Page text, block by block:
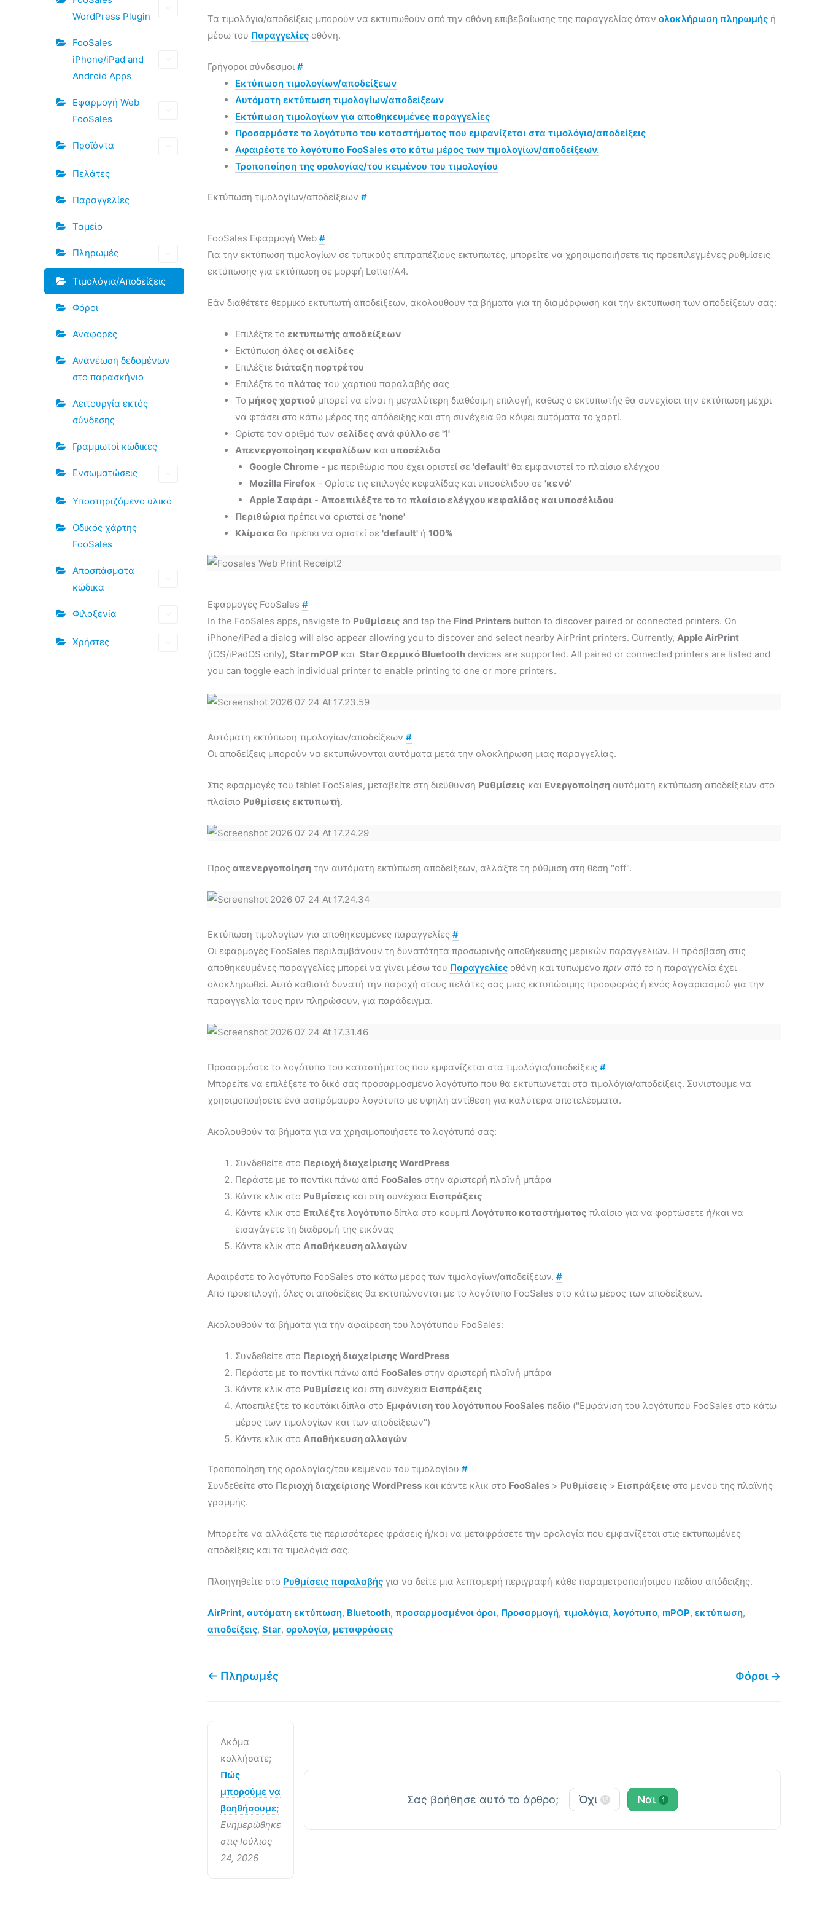
WordPress Plugin
FooSales
iPhone/iPad and
Android Apps
Εφαρμογή Web
FooSales
Προϊόντα
Πελάτες
Παραγγελίες
Ταμείο
Πληρωμές
Τιμολόγια/Αποδείξεις
Φόροι
Αναφορές
Ανανέωση δεδομένων
στο παρασκήνιο
Λειτουργία εκτός
σύνδεσης
Γραμμωτοί κώδικες
Ενσωματώσεις
Υποστηριζόμενο υλικό
Οδικός χάρτης
FooSales
Αποσπάσματα
κώδικα
Φιλοξενία
Χρήστες
Τα τιμολόγια/αποδείξεις μπορούν να εκτυπωθούν από την οθόνη επιβεβαίωσης της παραγγελίας όταν ολοκλήρωση πληρωμής ή
μέσω του Παραγγελίες οθόνη.
Γρήγοροι σύνδεσμοι #
Εκτύπωση τιμολογίων/αποδείξεων
Αυτόματη εκτύπωση τιμολογίων/αποδείξεων
Εκτύπωση τιμολογίων για αποθηκευμένες παραγγελίες
Προσαρμόστε το λογότυπο του καταστήματος που εμφανίζεται στα τιμολόγια/αποδείξεις
Αφαιρέστε το λογότυπο FooSales στο κάτω μέρος των τιμολογίων/αποδείξεων.
Τροποποίηση της ορολογίας/του κειμένου του τιμολογίου
Εκτύπωση τιμολογίων/αποδείξεων #
FooSales Εφαρμογή Web #
Για την εκτύπωση τιμολογίων σε τυπικούς επιτραπέζιους εκτυπωτές, μπορείτε να χρησιμοποιήσετε τις προεπιλεγμένες ρυθμίσεις
εκτύπωσης για εκτύπωση σε μορφή Letter/A4.
Εάν διαθέτετε θερμικό εκτυπωτή αποδείξεων, ακολουθούν τα βήματα για τη διαμόρφωση και την εκτύπωση των αποδείξεών σας:
Επιλέξτε το εκτυπωτής αποδείξεων
Εκτύπωση όλες οι σελίδες
Επιλέξτε διάταξη πορτρέτου
Επιλέξτε το πλάτος του χαρτιού παραλαβής σας
Το μήκος χαρτιού μπορεί να είναι η μεγαλύτερη διαθέσιμη επιλογή, καθώς ο εκτυπωτής θα συνεχίσει την εκτύπωση μέχρι
να φτάσει στο κάτω μέρος της απόδειξης και στη συνέχεια θα κόψει αυτόματα το χαρτί.
Ορίστε τον αριθμό των σελίδες ανά φύλλο σε '1'
Απενεργοποίηση κεφαλίδων και υποσέλιδα
Google Chrome- με περιθώριο που έχει οριστεί σε 'default'θα εμφανιστεί το πλαίσιο ελέγχου
Mozilla Firefox - Ορίστε τις επιλογές κεφαλίδας και υποσέλιδου σε 'κενό'
Apple Σαφάρι- Αποεπιλέξτε τοτο πλαίσιο ελέγχου κεφαλίδας και υποσέλιδου
Περιθώρια πρέπει να οριστεί σε 'none'
Κλίμακα θα πρέπει να οριστεί σε 'default' ή 100%
Εφαρμογές FooSales #
In the FooSales apps, navigate to Ρυθμίσεις and tap the Find Printers button to discover paired or connected printers. On
iPhone/iPad a dialog will also appear allowing you to discover and select nearby AirPrint printers. Currently, Apple AirPrint
(iOS/iPadOS only), Star mPOP και Star Θερμικό Bluetooth devices are supported. All paired or connected printers are listed and
you can toggle each individual printer to enable printing to one or more printers.
Αυτόματη εκτύπωση τιμολογίων/αποδείξεων #
Οι αποδείξεις μπορούν να εκτυπώνονται αυτόματα μετά την ολοκλήρωση μιας παραγγελίας.
Στις εφαρμογές του tablet FooSales, μεταβείτε στη διεύθυνση Ρυθμίσεις και Ενεργοποίηση αυτόματη εκτύπωση αποδείξεων στο
πλαίσιο Ρυθμίσεις εκτυπωτή.
Προς απενεργοποίηση την αυτόματη εκτύπωση αποδείξεων, αλλάξτε τη ρύθμιση στη θέση "off".
Εκτύπωση τιμολογίων για αποθηκευμένες παραγγελίες #
Οι εφαρμογές FooSales περιλαμβάνουν τη δυνατότητα προσωρινής αποθήκευσης μερικών παραγγελιών. Η πρόσβαση στις
αποθηκευμένες παραγγελίες μπορεί να γίνει μέσω του Παραγγελίες οθόνη και τυπωμένο πριν από το η παραγγελία έχει
ολοκληρωθεί. Αυτό καθιστά δυνατή την παροχή στους πελάτες σας μιας εκτυπώσιμης προσφοράς ή ενός λογαριασμού για την
παραγγελία τους πριν πληρώσουν, για παράδειγμα.
Προσαρμόστε το λογότυπο του καταστήματος που εμφανίζεται στα τιμολόγια/αποδείξεις #
Μπορείτε να επιλέξετε το δικό σας προσαρμοσμένο λογότυπο που θα εκτυπώνεται στα τιμολόγια/αποδείξεις. Συνιστούμε να
χρησιμοποιήσετε ένα ασπρόμαυρο λογότυπο με υψηλή αντίθεση για καλύτερα αποτελέσματα.
Ακολουθούν τα βήματα για να χρησιμοποιήσετε το λογότυπό σας:
Συνδεθείτε στο Περιοχή διαχείρισης WordPress
Περάστε με το ποντίκι πάνω από FooSales στην αριστερή πλαϊνή μπάρα
Κάντε κλικ στο Ρυθμίσεις και στη συνέχεια Εισπράξεις
Κάντε κλικ στο Επιλέξτε λογότυπο δίπλα στο κουμπί Λογότυπο καταστήματος πλαίσιο για να φορτώσετε ή/και να
εισαγάγετε τη διαδρομή της εικόνας
Κάντε κλικ στο Αποθήκευση αλλαγών
Αφαιρέστε το λογότυπο FooSales στο κάτω μέρος των τιμολογίων/αποδείξεων. #
Από προεπιλογή, όλες οι αποδείξεις θα εκτυπώνονται με το λογότυπο FooSales στο κάτω μέρος των αποδείξεων.
Ακολουθούν τα βήματα για την αφαίρεση του λογότυπου FooSales:
Συνδεθείτε στο Περιοχή διαχείρισης WordPress
Περάστε με το ποντίκι πάνω από FooSales στην αριστερή πλαϊνή μπάρα
Κάντε κλικ στο Ρυθμίσεις και στη συνέχεια Εισπράξεις
Αποεπιλέξτε το κουτάκι δίπλα στο Εμφάνιση του λογότυπου FooSales πεδίο ("Εμφάνιση του λογότυπου FooSales στο κάτω
μέρος των τιμολογίων και των αποδείξεων")
Κάντε κλικ στο Αποθήκευση αλλαγών
Τροποποίηση της ορολογίας/του κειμένου του τιμολογίου #
Συνδεθείτε στο Περιοχή διαχείρισης WordPress και κάντε κλικ στο FooSales > Ρυθμίσεις > Εισπράξεις στο μενού της πλαϊνής
γραμμής.
Μπορείτε να αλλάξετε τις περισσότερες φράσεις ή/και να μεταφράσετε την ορολογία που εμφανίζεται στις εκτυπωμένες
αποδείξεις και τα τιμολόγιά σας.
Πλοηγηθείτε στο Ρυθμίσεις παραλαβής για να δείτε μια λεπτομερή περιγραφή κάθε παραμετροποιήσιμου πεδίου απόδειξης.
AirPrint, αυτόματη εκτύπωση, Bluetooth, προσαρμοσμένοι όροι, Προσαρμογή, τιμολόγια, λογότυπο, mPOP, εκτύπωση,
αποδείξεις, Star, ορολογία, μεταφράσεις
← Πληρωμές Φόροι →
Ακόμα
κολλήσατε;
Πώς
μπορούμε να
βοηθήσουμε;
Ενημερώθηκε
στις Ιούλιος
24, 2026
Σας βοήθησε αυτό το άρθρο; Όχι 13 Ναι 1